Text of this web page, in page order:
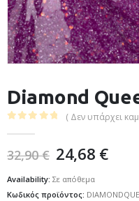
Diamond
( Δεν υπάρχει
32,90€ 24,68 €
Availability: Σε απόθεμα
Κωδικός προϊόντος: